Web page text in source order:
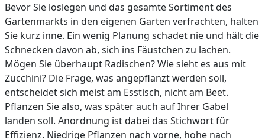
Bevor Sie loslegen und das gesamte Sortiment des
Gartenmarkts in den eigenen Garten verfrachten, halten
Sie kurz inne. Ein wenig Planung schadet nie und hält die
Schnecken davon ab, sich ins Fäustchen zu lachen.
Mögen Sie überhaupt Radischen? Wie sieht es aus mit
Zucchini? Die Frage, was angepflanzt werden soll,
entscheidet sich meist am Esstisch, nicht am Beet.
Pflanzen Sie also, was später auch auf Ihrer Gabel
landen soll. Anordnung ist dabei das Stichwort für
Effizienz. Niedrige Pflanzen nach vorne, hohe nach